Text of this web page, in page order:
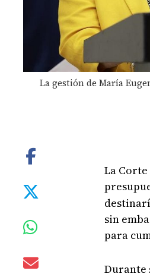
La gestión de María
La Corte
sin
para
Durante